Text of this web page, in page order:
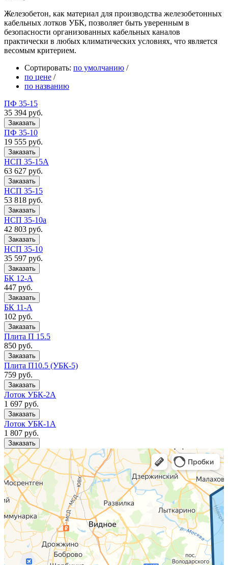
Железобетон, как материал для производства железобетонных
кабельных лотков УБК, позволяет быть уверенным в
безопасности организованных кабельных каналов
практически в любых климатических условиях, что является
весомым критерием.
Сортировать: по умолчанию /
по цене /
по названию
ПФ 35-15
35 394 руб.
ПФ 35-10
19 555 руб.
НСП 35-15А
63 627 руб.
НСП 35-15
53 818 руб.
НСП 35-10а
42 803 руб.
НСП 35-10
35 597 руб.
БК 12-А
447 руб.
БК 11-А
102 руб.
Плита П 15.5
850 руб.
Плита П10.5 (УБК-5)
759 руб.
Лоток УБК-2А
1 697 руб.
Лоток УБК-1А
1 807 руб.